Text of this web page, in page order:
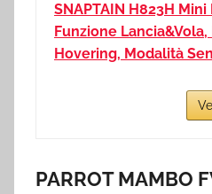
SNAPTAIN H823H
Funzione
Hovering, Modalità
PARROT MAMBO